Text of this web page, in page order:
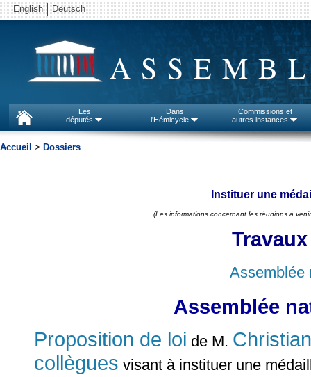
English Deutsch
Les
députés
Dans
l'Hémicycle
Commissions et
autres instances
Accueil > Dossiers
Instituer une
(Les informations concernant les réunions à
Assemblée
Assemblée
Proposition de loi de M.
collègues visant à instituer une